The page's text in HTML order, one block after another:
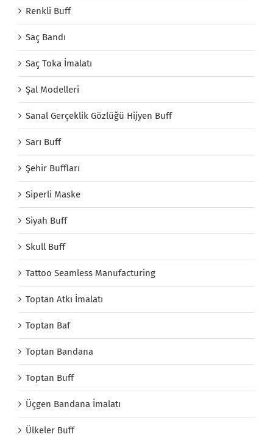
Renkli Buff
Saç Bandı
Saç Toka İmalatı
Şal Modelleri
Sanal Gerçeklik Gözlüğü Hijyen Buff
Sarı Buff
Şehir Buffları
Siperli Maske
Siyah Buff
Skull Buff
Tattoo Seamless Manufacturing
Toptan Atkı İmalatı
Toptan Baf
Toptan Bandana
Toptan Buff
Üçgen Bandana İmalatı
Ülkeler Buff